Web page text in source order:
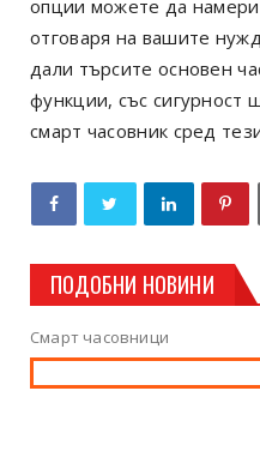
опции можете да
отговаря на вашите
дали търсите основен
функции, със сигурност
смарт часовник сред
ПОДОБНИ НОВИНИ
Смарт часовници